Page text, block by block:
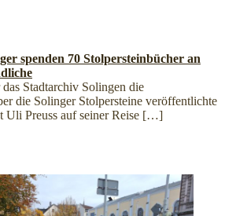
spenden 70 Stolpersteinbücher an
Stadtarchiv Solingen die
die Solinger Stolpersteine veröffentlichte
Uli Preuss auf seiner Reise […]